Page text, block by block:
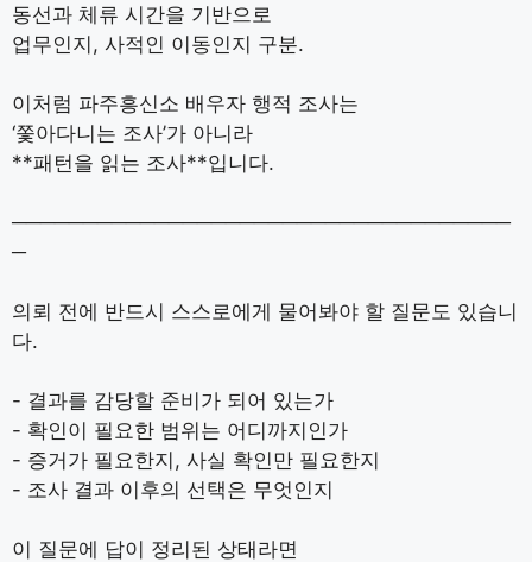
동선과 체류 시간을 기반으로
업무인지, 사적인 이동인지 구분.
이처럼 파주흥신소 배우자 행적 조사는
‘쫓아다니는 조사’가 아니라
**패턴을 읽는 조사**입니다.
───────────────────────────────────
─
의뢰 전에 반드시 스스로에게 물어봐야 할 질문도 있습니
다.
- 결과를 감당할 준비가 되어 있는가
- 확인이 필요한 범위는 어디까지인가
- 증거가 필요한지, 사실 확인만 필요한지
- 조사 결과 이후의 선택은 무엇인지
이 질문에 답이 정리된 상태라면